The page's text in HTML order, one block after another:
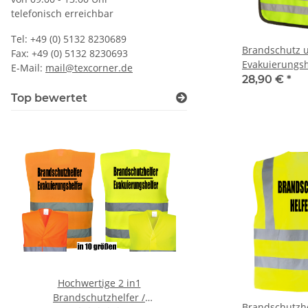
Brandschutz
(ohne Inhalt)
28,90 € *
telefonisch erreichbar
Tel: +49 (0) 5132 8230689
Fax: +49 (0) 5132 8230693
E-Mail: mail@texcorner.de
Top bewertet
Hochwertige 2 in1
Brandschutzhelfer /
Lieber einen Heben,
fest zu Kleben